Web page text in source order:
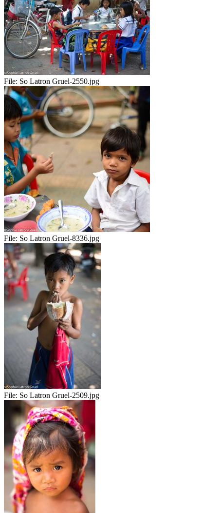
File: So Latron Gruel-2550.jpg
File: So Latron Gruel-8336.jpg
File: So Latron Gruel-2509.jpg